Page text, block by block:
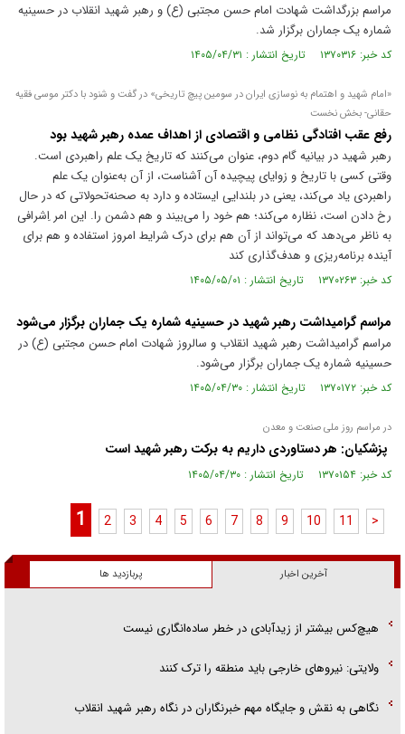
مراسم بزرگداشت شهادت امام حسن مجتبی (ع) و رهبر شهید انقلاب در حسینیه
شماره یک جماران برگزار شد.
کد خبر: ۱۳۷۰۳۱۶ تاریخ انتشار : ۱۴۰۵/۰۴/۳۱
«امام شهید و اهتمام به نوسازی ایران در سومین پیچ تاریخی» در گفت و شنود با دکتر موسی فقیه
حقانی- بخش نخست
رفع عقب افتادگی نظامی و اقتصادی از اهداف عمده رهبر شهید بود
رهبر شهید در بیانیه گام دوم، عنوان می‌کنند که تاریخ یک علم راهبردی است.
وقتی کسی با تاریخ و زوایای پیچیده آن آشناست، از آن به‌عنوان یک علم
راهبردی یاد می‌کند، یعنی در بلندایی ایستاده و دارد به صحنه‌تحولاتی که در حال
رخ دادن است، نظاره می‌کند؛ هم خود را می‌بیند و هم دشمن را. این امر اِشرافی
به ناظر می‌دهد که می‌تواند از آن هم برای درک شرایط امروز استفاده و هم برای
آینده برنامه‌ریزی و هدف‌گذاری کند
کد خبر: ۱۳۷۰۲۶۳ تاریخ انتشار : ۱۴۰۵/۰۵/۰۱
مراسم گرامیداشت رهبر شهید در حسینیه شماره یک جماران برگزار می‌شود
مراسم گرامیداشت رهبر شهید انقلاب و سالروز شهادت امام حسن مجتبی (ع) در
حسینیه شماره یک جماران برگزار می‌شود.
کد خبر: ۱۳۷۰۱۷۲ تاریخ انتشار : ۱۴۰۵/۰۴/۳۰
در مراسم روز ملی صنعت و معدن
پزشکیان: هر دستاوردی داریم به برکت رهبر شهید است
کد خبر: ۱۳۷۰۱۵۴ تاریخ انتشار : ۱۴۰۵/۰۴/۳۰
1 2 3 4 5 6 7 8 9 10 11 >
آخرین اخبار پربازدید ها
هیچ‌کس بیشتر از زیدآبادی در خطر ساده‌انگاری نیست
ولایتی: نیرو‌های خارجی باید منطقه را ترک کنند
نگاهی به نقش و جایگاه مهم خبرنگاران در نگاه رهبر شهید انقلاب